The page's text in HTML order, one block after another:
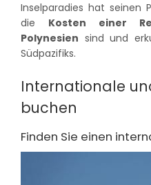
Inselparadies hat seinen
die Kosten einer
Polynesien sind und
Südpazifiks.
Internationale
buchen
Finden Sie einen